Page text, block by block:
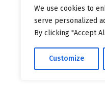
We use cookies to
serve personalized
By clicking "Accept
Customize
Alpha Solutions